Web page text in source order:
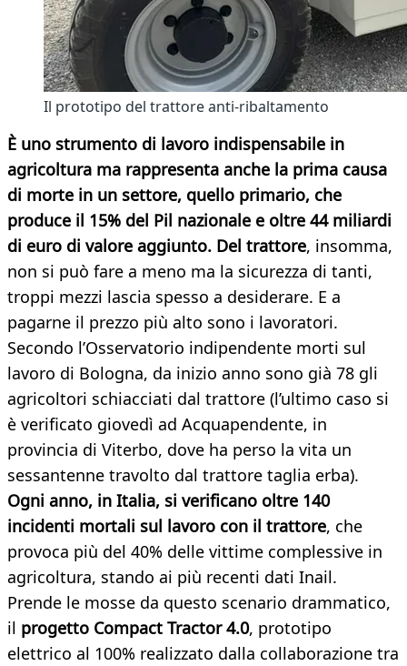
Il prototipo del trattore anti-ribaltamento
È uno strumento di lavoro indispensabile in
agricoltura ma rappresenta anche la prima causa
di morte in un settore, quello primario, che
produce il 15% del Pil nazionale e oltre 44 miliardi
di euro di valore aggiunto. Del trattore, insomma,
non si può fare a meno ma la sicurezza di tanti,
troppi mezzi lascia spesso a desiderare. E a
pagarne il prezzo più alto sono i lavoratori.
Secondo l’Osservatorio indipendente morti sul
lavoro di Bologna, da inizio anno sono già 78 gli
agricoltori schiacciati dal trattore (l’ultimo caso si
è verificato giovedì ad Acquapendente, in
provincia di Viterbo, dove ha perso la vita un
sessantenne travolto dal trattore taglia erba).
Ogni anno, in Italia, si verificano oltre 140
incidenti mortali sul lavoro con il trattore, che
provoca più del 40% delle vittime complessive in
agricoltura, stando ai più recenti dati Inail.
Prende le mosse da questo scenario drammatico,
il progetto Compact Tractor 4.0, prototipo
elettrico al 100% realizzato dalla collaborazione tra